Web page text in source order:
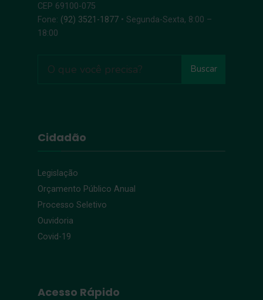
CEP 69100-075
Fone: (92) 3521-1877 • Segunda-Sexta, 8:00 –
18:00
Buscar
Cidadão
Legislação
Orçamento Público Anual
Processo Seletivo
Ouvidoria
Covid-19
Acesso Rápido